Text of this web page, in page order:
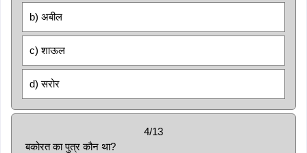
b) अबील
c) शाऊल
d) सरोर
4/13
बकोरत का पुत्र कौन था?